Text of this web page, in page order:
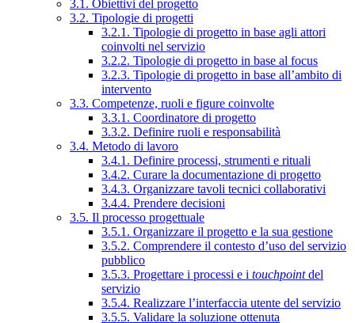
3.1. Obiettivi del progetto
3.2. Tipologie di progetti
3.2.1. Tipologie di progetto in base agli attori
coinvolti nel servizio
3.2.2. Tipologie di progetto in base al focus
3.2.3. Tipologie di progetto in base all’ambito di
intervento
3.3. Competenze, ruoli e figure coinvolte
3.3.1. Coordinatore di progetto
3.3.2. Definire ruoli e responsabilità
3.4. Metodo di lavoro
3.4.1. Definire processi, strumenti e rituali
3.4.2. Curare la documentazione di progetto
3.4.3. Organizzare tavoli tecnici collaborativi
3.4.4. Prendere decisioni
3.5. Il processo progettuale
3.5.1. Organizzare il progetto e la sua gestione
3.5.2. Comprendere il contesto d’uso del servizio
pubblico
3.5.3. Progettare i processi e i touchpointdel
servizio
3.5.4. Realizzare l’interfaccia utente del servizio
3.5.5. Validare la soluzione ottenuta